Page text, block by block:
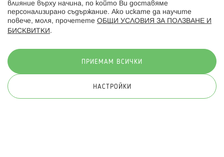
© 2026 Hippoland.net. Всички права запазени
влияние върху начина, по който Ви доставяме
персонализирано съдържание. Ако искате да научите
повече, моля, прочетете ОБЩИ УСЛОВИЯ ЗА ПОЛЗВАНЕ И
БИСКВИТКИ .
ПРИЕМАМ ВСИЧКИ
НАСТРОЙКИ